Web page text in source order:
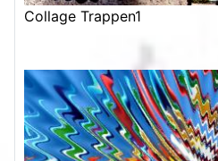
Collage Trappen1